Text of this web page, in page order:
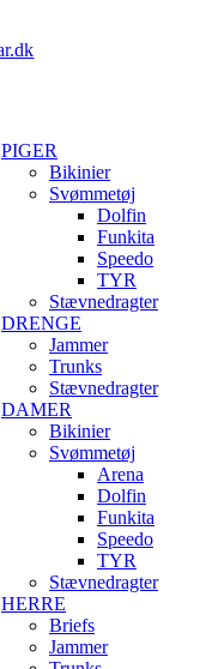
PIGER
Bikinier
Svømmetøj
Dolfin
Funkita
Speedo
TYR
Stævnedragter
DRENGE
Jammer
Trunks
Stævnedragter
DAMER
Bikinier
Svømmetøj
Arena
Dolfin
Funkita
Speedo
TYR
Stævnedragter
HERRE
Briefs
Jammer